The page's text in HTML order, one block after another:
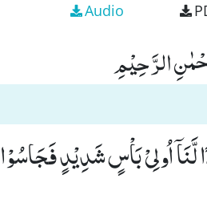
Audio
الرَّحِیْمِ
لَّنَاۤ اُولِیْ بَاْسٍ شَدِیْدٍ